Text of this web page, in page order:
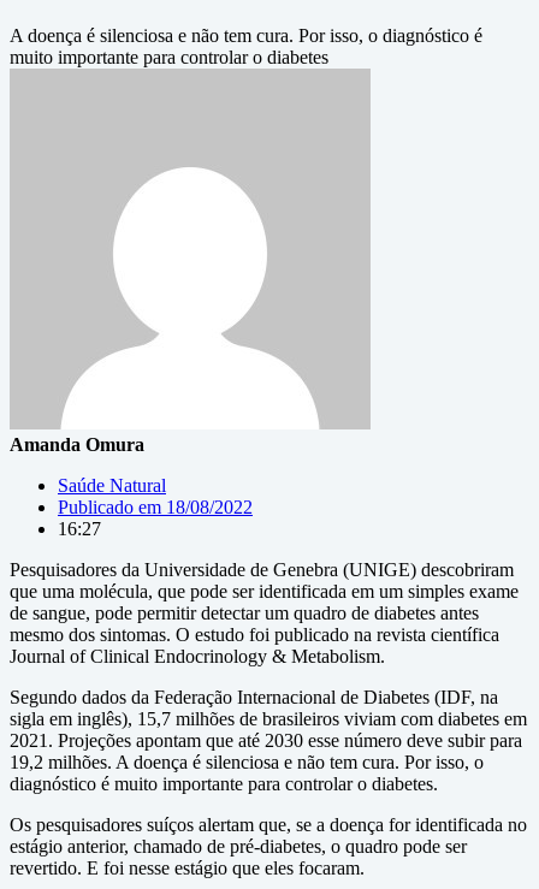
A doença é silenciosa e não tem cura. Por isso, o diagnóstico é
muito importante para controlar o diabetes
Amanda Omura
Saúde Natural
Publicado em 18/08/2022
16:27
Pesquisadores da Universidade de Genebra (UNIGE) descobriram
que uma molécula, que pode ser identificada em um simples exame
de sangue, pode permitir detectar um quadro de diabetes antes
mesmo dos sintomas. O estudo foi publicado na revista científica
Journal of Clinical Endocrinology & Metabolism.
Segundo dados da Federação Internacional de Diabetes (IDF, na
sigla em inglês), 15,7 milhões de brasileiros viviam com diabetes em
2021. Projeções apontam que até 2030 esse número deve subir para
19,2 milhões. A doença é silenciosa e não tem cura. Por isso, o
diagnóstico é muito importante para controlar o diabetes.
Os pesquisadores suíços alertam que, se a doença for identificada no
estágio anterior, chamado de pré-diabetes, o quadro pode ser
revertido. E foi nesse estágio que eles focaram.